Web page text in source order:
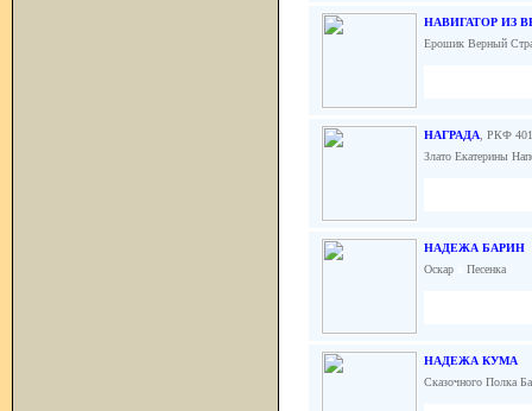
НАВИГАТОР ИЗ
Ерошик Верный
НАГРАДА , РКФ
Злато Екатерины
НАДЕЖА БАРИН
Оскар
Песенка
НАДЕЖА КУМА
Сказочного Полка